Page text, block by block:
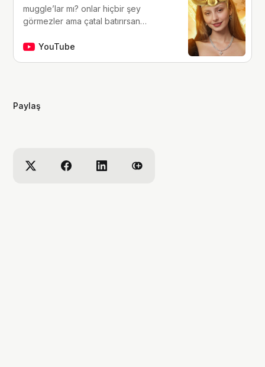
muggle’lar mı? onlar hiçbir şey
görmezler ama çatal batırırsan
çocukluğumdan beri tutkunu olduğum
de bana eşlik etmek isterseniz,
YouTube
Paylaş